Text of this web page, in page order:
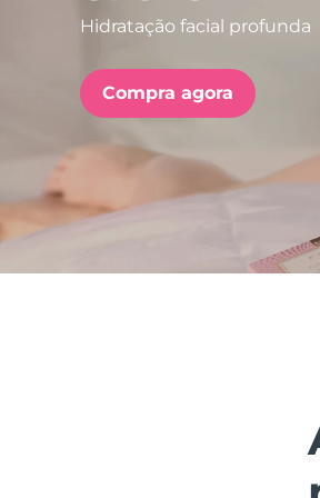
Hidratação facial profunda
Compra agora
issa™ Teeth Whitening Set
FAQ™ Dual LED Panel
POPULAR